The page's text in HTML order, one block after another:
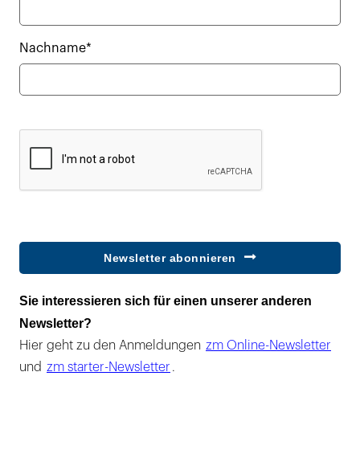
Nachname*
Newsletter abonnieren
Sie interessieren sich für einen unserer anderen
Newsletter?
Hier geht zu den Anmeldungen zm Online-Newsletter
und zm starter-Newsletter .